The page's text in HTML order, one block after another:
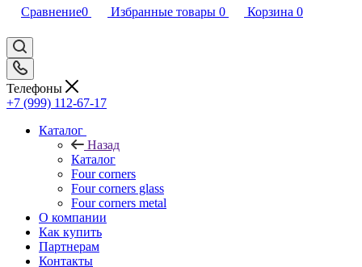
Сравнение0 Избранные товары 0 Корзина 0
Телефоны
+7 (999) 112-67-17
Каталог
Назад
Каталог
Four corners
Four corners glass
Four corners metal
О компании
Как купить
Партнерам
Контакты